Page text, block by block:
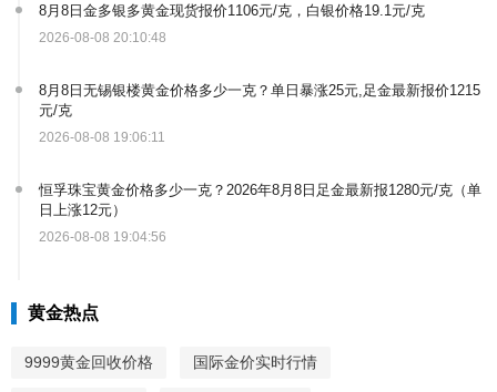
8月8日金多银多黄金现货报价1106元/克，白银价格19.1元/克
2026-08-08 20:10:48
8月8日无锡银楼黄金价格多少一克？单日暴涨25元,足金最新报价1215
元/克
2026-08-08 19:06:11
恒孚珠宝黄金价格多少一克？2026年8月8日足金最新报1280元/克（单
日上涨12元）
2026-08-08 19:04:56
黄金热点
9999黄金回收价格 国际金价实时行情